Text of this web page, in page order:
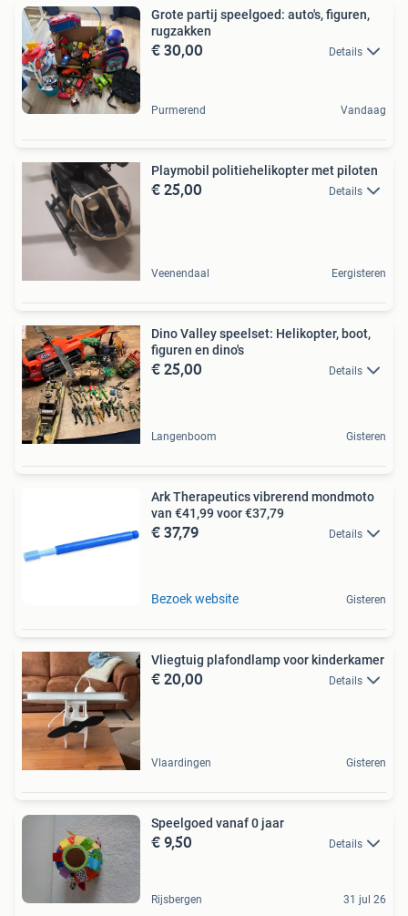
Grote partij speelgoed: auto's, figuren,
rugzakken
€ 30,00 Details
Purmerend Vandaag
Playmobil politiehelikopter met piloten
€ 25,00 Details
Veenendaal Eergisteren
Dino Valley speelset: Helikopter, boot,
figuren en dino's
€ 25,00 Details
Langenboom Gisteren
Ark Therapeutics vibrerend mondmoto
van €41,99 voor €37,79
€ 37,79 Details
Bezoek website Gisteren
Vliegtuig plafondlamp voor kinderkamer
€ 20,00 Details
Vlaardingen Gisteren
Speelgoed vanaf 0 jaar
€ 9,50 Details
Rijsbergen 31 jul 26